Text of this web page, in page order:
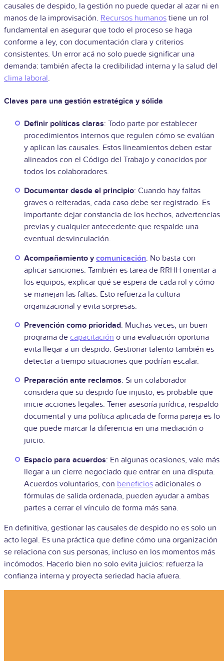
causales de despido, la gestión no puede quedar al azar ni en
manos de la improvisación. Recursos humanos tiene un rol
fundamental en asegurar que todo el proceso se haga
conforme a ley, con documentación clara y criterios
consistentes. Un error acá no solo puede significar una
demanda: también afecta la credibilidad interna y la salud del
clima laboral.
Claves para una gestión estratégica y sólida
Definir políticas claras: Todo parte por establecer
procedimientos internos que regulen cómo se evalúan
y aplican las causales. Estos lineamientos deben estar
alineados con el Código del Trabajo y conocidos por
todos los colaboradores.
Documentar desde el principio: Cuando hay faltas
graves o reiteradas, cada caso debe ser registrado. Es
importante dejar constancia de los hechos, advertencias
previas y cualquier antecedente que respalde una
eventual desvinculación.
Acompañamiento y comunicación: No basta con
aplicar sanciones. También es tarea de RRHH orientar a
los equipos, explicar qué se espera de cada rol y cómo
se manejan las faltas. Esto refuerza la cultura
organizacional y evita sorpresas.
Prevención como prioridad: Muchas veces, un buen
programa de capacitación o una evaluación oportuna
evita llegar a un despido. Gestionar talento también es
detectar a tiempo situaciones que podrían escalar.
Preparación ante reclamos: Si un colaborador
considera que su despido fue injusto, es probable que
inicie acciones legales. Tener asesoría jurídica, respaldo
documental y una política aplicada de forma pareja es lo
que puede marcar la diferencia en una mediación o
juicio.
Espacio para acuerdos: En algunas ocasiones, vale más
llegar a un cierre negociado que entrar en una disputa.
Acuerdos voluntarios, con beneficios adicionales o
fórmulas de salida ordenada, pueden ayudar a ambas
partes a cerrar el vínculo de forma más sana.
En definitiva, gestionar las causales de despido no es solo un
acto legal. Es una práctica que define cómo una organización
se relaciona con sus personas, incluso en los momentos más
incómodos. Hacerlo bien no solo evita juicios: refuerza la
confianza interna y proyecta seriedad hacia afuera.